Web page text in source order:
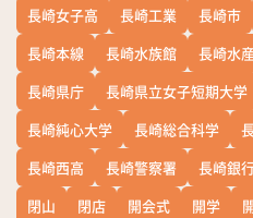
長崎女子高
長崎工業 長崎市
長崎本線
長崎水族館 長崎水
長崎県庁
長崎県立女子短期大学
長崎純心大学
長崎総合科学
長崎西高
長崎警察署 長崎銀
閉山
閉店 開会式 開学